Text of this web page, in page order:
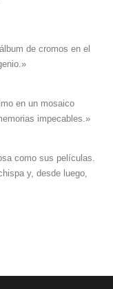
de cromos en el
en un mosaico
impecables.»
como sus películas.
y, desde luego,